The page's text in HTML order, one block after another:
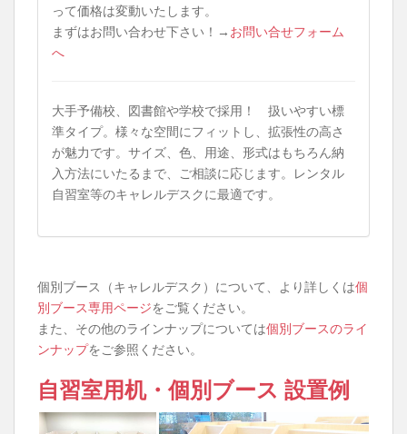
って価格は変動いたします。
まずはお問い合わせ下さい！→ お問い合せフォーム
へ
大手予備校、図書館や学校で採用！ 扱いやすい標
準タイプ。様々な空間にフィットし、拡張性の高さ
が魅力です。サイズ、色、用途、形式はもちろん納
入方法にいたるまで、ご相談に応じます。レンタル
自習室等のキャレルデスクに最適です。
個別ブース（キャレルデスク）について、より詳しくは個
別ブース専用ページをご覧ください。
また、その他のラインナップについては個別ブースのライ
ンナップをご参照ください。
自習室用机・個別ブース 設置例